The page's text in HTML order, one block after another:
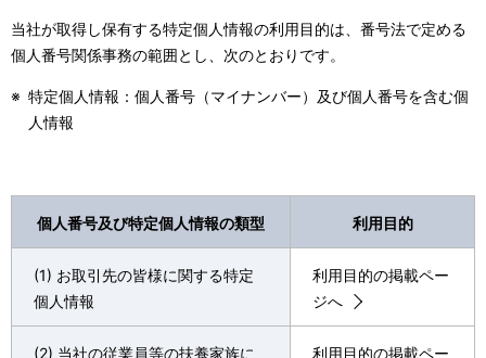
当社が取得し保有する特定個人情報の利用目的は、番号法で定める
個人番号関係事務の範囲とし、次のとおりです。
※ 特定個人情報：個人番号（マイナンバー）及び個人番号を含む個
人情報
個人番号及び特定個人情報の類型 利用目的
(1) お取引先の皆様に関する特定
個人情報
利用目的の掲載ペー
ジへ
(2) 当社の従業員等の扶養家族に
利用目的の掲載ペー